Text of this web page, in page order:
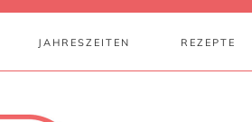
JAHRESZEITEN REZEPTE